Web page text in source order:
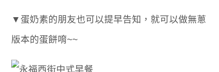
▼蛋奶素的朋友也可以提早告知，就可以做無蔥
版本的蛋餅唷~~